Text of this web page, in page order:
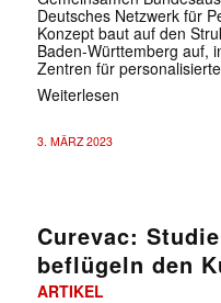
Deutsches Netzwerk für
Konzept baut auf den
Baden-Württemberg auf,
Zentren für
Weiterlesen
3. MÄRZ 2023
Curevac:
beflügeln den
ARTIKEL